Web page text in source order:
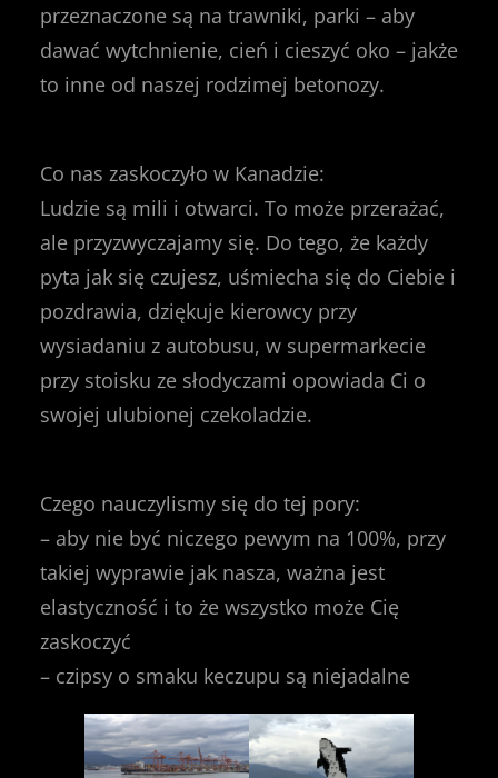
przeznaczone są na trawniki, parki – aby
dawać wytchnienie, cień i cieszyć oko – jakże
to inne od naszej rodzimej betonozy.
Co nas zaskoczyło w Kanadzie:
Ludzie są mili i otwarci. To może przerażać,
ale przyzwyczajamy się. Do tego, że każdy
pyta jak się czujesz, uśmiecha się do Ciebie i
pozdrawia, dziękuje kierowcy przy
wysiadaniu z autobusu, w supermarkecie
przy stoisku ze słodyczami opowiada Ci o
swojej ulubionej czekoladzie.
Czego nauczylismy się do tej pory:
– aby nie być niczego pewym na 100%, przy
takiej wyprawie jak nasza, ważna jest
elastyczność i to że wszystko może Cię
zaskoczyć
– czipsy o smaku keczupu są niejadalne